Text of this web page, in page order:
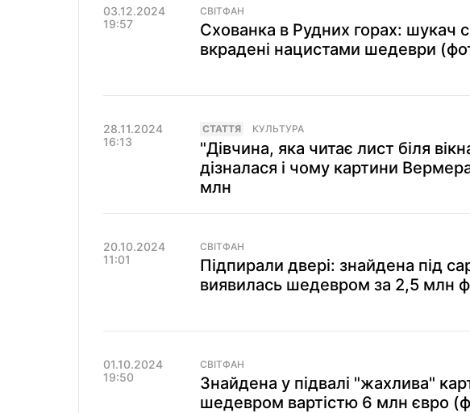
03.12.2024
19:57
СВІТФАН
Схованка в Рудних горах: шукач
вкрадені нацистами шедеври
28.11.2024
16:13
СТАТТЯ КУЛЬТУРА
"Дівчина, яка читає лист біля
дізналася і чому картини
млн
20.10.2024
11:01
СВІТФАН
Підпирали двері: знайдена під
виявилась шедевром за 2,5 млн
01.10.2024
19:50
СВІТФАН
Знайдена у підвалі "жахлива"
шедевром вартістю 6 млн євро